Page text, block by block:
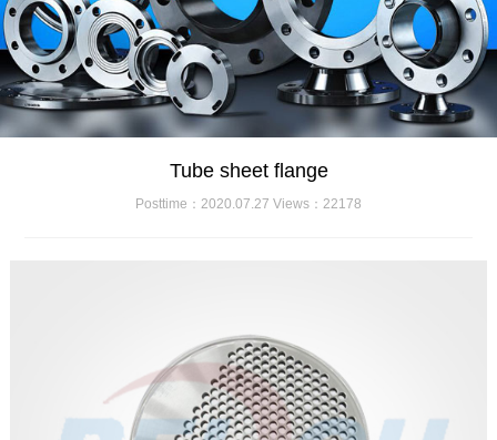
Tube sheet flange
Posttime：2020.07.27 Views：22178